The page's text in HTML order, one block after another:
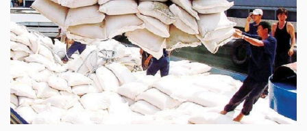
HÓA
KINH
TẾ